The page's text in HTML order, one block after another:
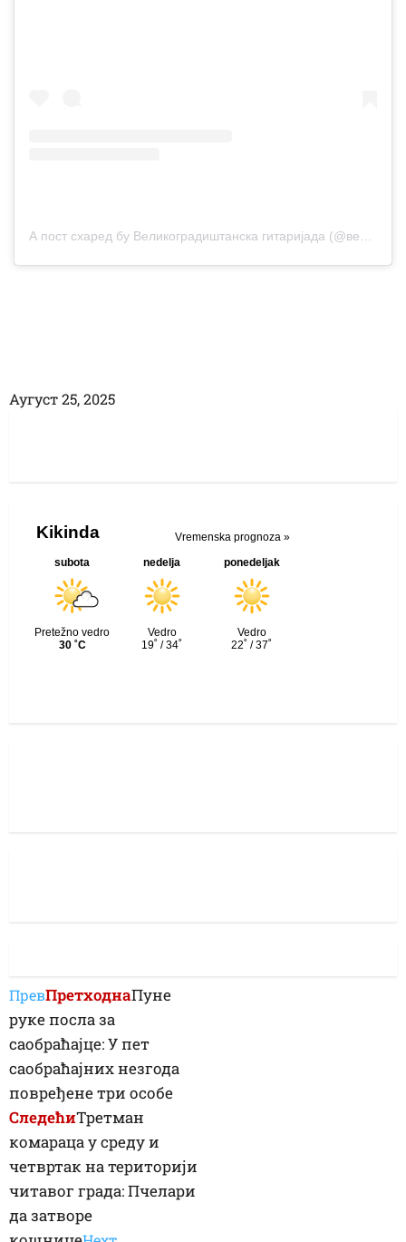
Аугуст 25, 2025
ПревПретходнаПуне
руке посла за
саобраћајце: У пет
саобраћајних незгода
повређене три особе
СледећиТретман
комараца у среду и
четвртак на територији
читавог града: Пчелари
да затворе